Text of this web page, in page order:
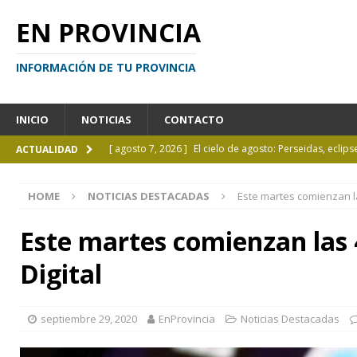
EN PROVINCIA
INFORMACIÓN DE TU PROVINCIA
INICIO NOTICIAS CONTACTO
ACTUALIDAD [ agosto 7, 2026 ] El cielo de agosto: Perseidas,
[ agosto 6, 2026 ] Calendario de eventos turísticos en
La UCALP incorpora la
Inhabilitado por realizar
HOME NOTICIAS DESTACADAS Este martes comienzan
Este martes comienzan las
Digital
septiembre 29, 2020 EnProvincia Noticias Destacadas